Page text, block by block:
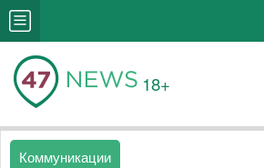
18+
Коммуникации